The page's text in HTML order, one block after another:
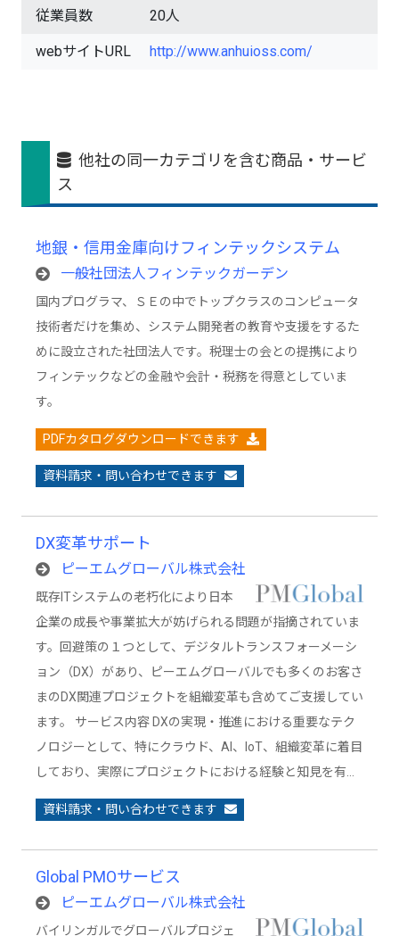
従業員数 20人
webサイトURL http://www.anhuioss.com/
他社の同一カテゴリを含む商品・サービ
ス
地銀・信用金庫向けフィンテックシステム
一般社団法人フィンテックガーデン
国内プログラマ、ＳＥの中でトップクラスのコンピュータ
技術者だけを集め、システム開発者の教育や支援をするた
めに設立された社団法人です。税理士の会との提携により
フィンテックなどの金融や会計・税務を得意としていま
す。
PDFカタログダウンロードできます
資料請求・問い合わせできます
DX変革サポート
ピーエムグローバル株式会社
既存ITシステムの老朽化により日本
企業の成長や事業拡大が妨げられる問題が指摘されていま
す。回避策の１つとして、デジタルトランスフォーメーシ
ョン（DX）があり、ピーエムグローバルでも多くのお客さ
まのDX関連プロジェクトを組織変革も含めてご支援してい
ます。 サービス内容 DXの実現・推進における重要なテク
ノロジーとして、特にクラウド、AI、IoT、組織変革に着目
しており、実際にプロジェクトにおける経験と知見を有…
資料請求・問い合わせできます
Global PMOサービス
ピーエムグローバル株式会社
バイリンガルでグローバルプロジェ